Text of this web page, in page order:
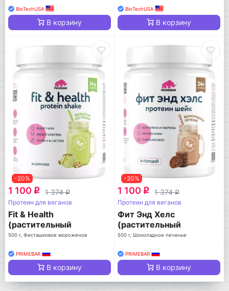
BioTechUSA
В корзину
BioTechUSA
В корзину
-20%
1 100 q 1 374q
Протеин для веганов
Fit & Health
(растительный
протеин)
500 г, Фисташковое мороженое
PRIMEBAR
В корзину
-20%
1 100 q 1 374q
Протеин для веганов
Фит Энд Хелс
(растительный
протеин)
500 г, Шоколадное печенье
PRIMEBAR
В корзину